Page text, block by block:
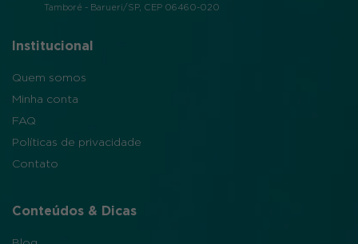
Tamboré - Barueri/SP, CEP 06460-020
Institucional
Quem somos
Minha conta
FAQ
Políticas de privacidade
Contato
Conteúdos & Dicas